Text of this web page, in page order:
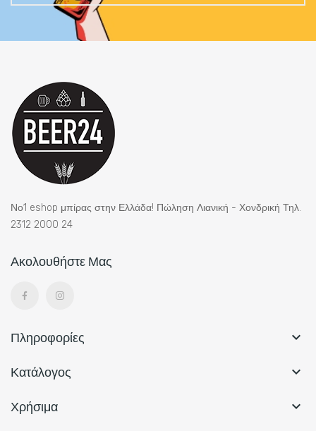
Νο1 eshop μπίρας στην Ελλάδα! Πώληση Λιανική - Χονδρική Τηλ.
2312 2000 24
Ακολουθήστε Μας
Πληροφορίες 
Κατάλογος 
Χρήσιμα 